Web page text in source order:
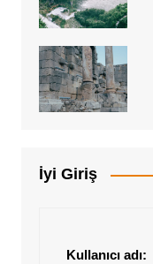
İyi Giriş
Kullanıcı adı: